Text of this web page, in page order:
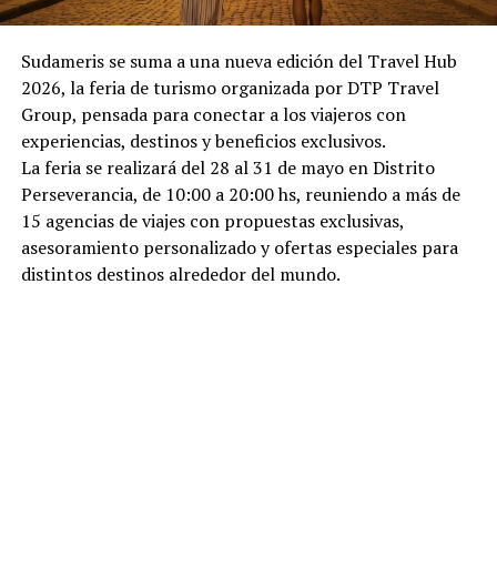
Sudameris se suma a una nueva edición del Travel Hub
2026, la feria de turismo organizada por DTP Travel
Group, pensada para conectar a los viajeros con
experiencias, destinos y beneficios exclusivos.
La feria se realizará del 28 al 31 de mayo en Distrito
Perseverancia, de 10:00 a 20:00 hs, reuniendo a más de
15 agencias de viajes con propuestas exclusivas,
asesoramiento personalizado y ofertas especiales para
distintos destinos alrededor del mundo.